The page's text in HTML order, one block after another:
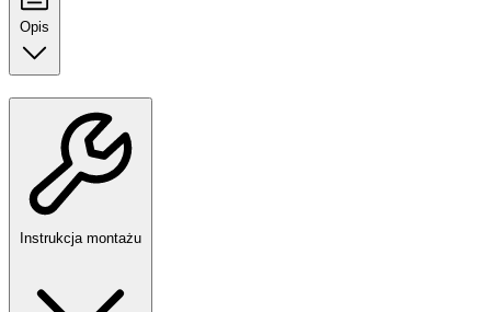
Opis
Instrukcja montażu